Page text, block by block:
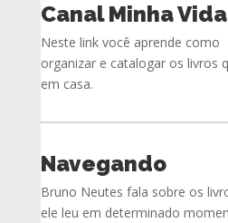
Canal Minha
Neste link você aprende como
organizar e catalogar os livros
em casa.
Navegando
Bruno Neutes fala sobre os
ele leu em determinado